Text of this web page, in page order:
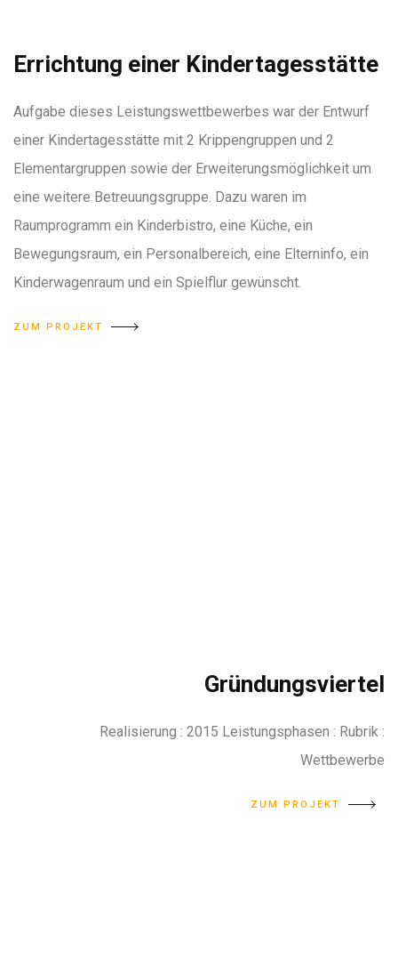
Errichtung einer Kindertagesstätte
Aufgabe dieses Leistungswettbewerbes war der Entwurf
einer Kindertagesstätte mit 2 Krippengruppen und 2
Elementargruppen sowie der Erweiterungsmöglichkeit um
eine weitere Betreuungsgruppe. Dazu waren im
Raumprogramm ein Kinderbistro, eine Küche, ein
Bewegungsraum, ein Personalbereich, eine Elterninfo, ein
Kinderwagenraum und ein Spielflur gewünscht.
ZUM PROJEKT
Gründungsviertel
Realisierung : 2015 Leistungsphasen : Rubrik :
Wettbewerbe
ZUM PROJEKT